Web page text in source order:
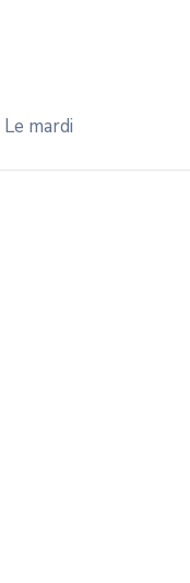
Le mardi